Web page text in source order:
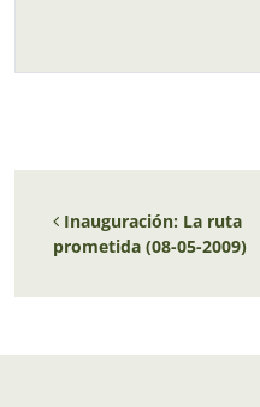
Navegación de
Inauguración: La ruta
prometida (08-05-2009)